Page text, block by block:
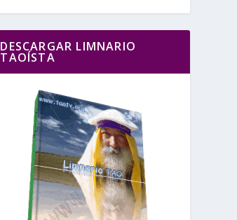
DESCARGAR LIMNARIO
TAOÍSTA